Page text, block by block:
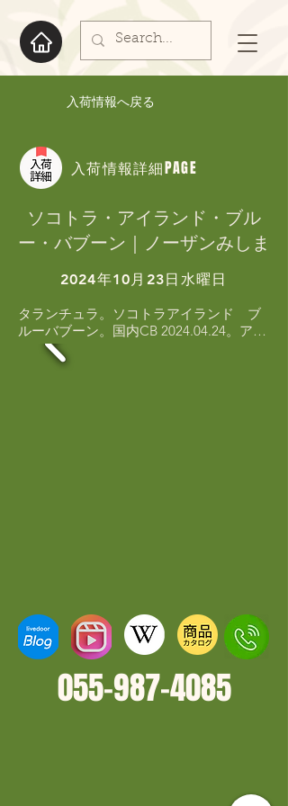
入荷情報へ戻る
入荷情報詳細PAGE
ソコトラ・アイランド・ブル
ー・バブーン｜ノーザンみしま
2024年10月23日水曜日
タランチュラ。ソコトラアイランド　ブ
ルーバブーン。国内CB 2024.04.24。アフ
リカのソコトラ島に棲息している美しい
タランチュラ。バブーンの中では扱い易
055-987-4085